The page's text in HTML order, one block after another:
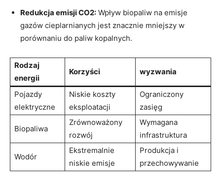
Redukcja ⁣emisji CO2: Wpływ biopaliw na emisje
gazów cieplarnianych jest znacznie mniejszy w
porównaniu do paliw kopalnych.
Rodzaj
energii
Korzyści wyzwania
Pojazdy
elektryczne
Niskie koszty
⁣eksploatacji
Ograniczony
zasięg
Biopaliwa
Zrównoważony
rozwój
Wymagana
infrastruktura
Wodór
Ekstremalnie⁢
niskie emisje
Produkcja i
przechowywanie